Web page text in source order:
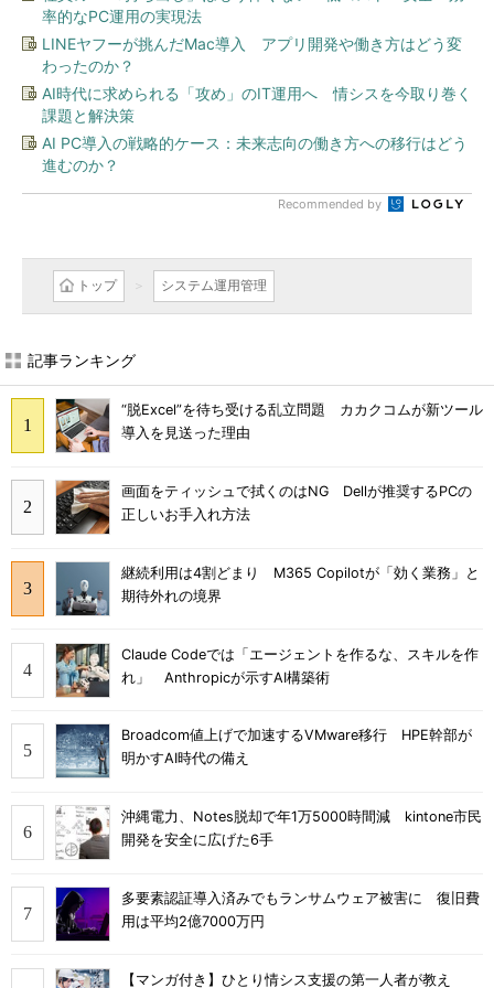
率的なPC運用の実現法
LINEヤフーが挑んだMac導入 アプリ開発や働き方はどう変
わったのか？
AI時代に求められる「攻め」のIT運用へ 情シスを今取り巻く
課題と解決策
AI PC導入の戦略的ケース：未来志向の働き方への移行はどう
進むのか？
Recommended by
トップ システム運用管理
記事ランキング
“脱Excel”を待ち受ける乱立問題 カカクコムが新ツール
導入を見送った理由
画面をティッシュで拭くのはNG Dellが推奨するPCの
正しいお手入れ方法
継続利用は4割どまり M365 Copilotが「効く業務」と
期待外れの境界
Claude Codeでは「エージェントを作るな、スキルを作
れ」 Anthropicが示すAI構築術
Broadcom値上げで加速するVMware移行 HPE幹部が
明かすAI時代の備え
沖縄電力、Notes脱却で年1万5000時間減 kintone市民
開発を安全に広げた6手
多要素認証導入済みでもランサムウェア被害に 復旧費
用は平均2億7000万円
【マンガ付き】ひとり情シス支援の第一人者が教え